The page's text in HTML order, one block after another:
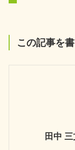
この記事を
田中